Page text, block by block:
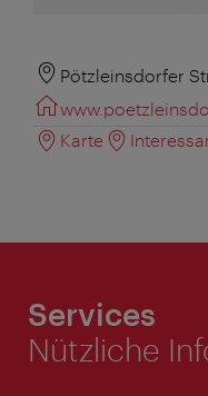
Pötzleinsdorfer
Karte
Services
Nützliche